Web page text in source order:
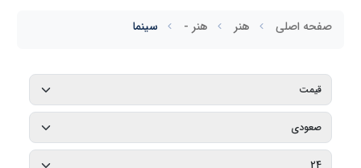
صفحه اصلی هنر هنر - سینما